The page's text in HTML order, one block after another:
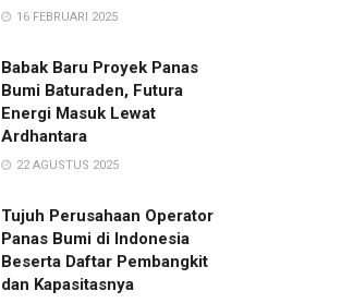
16 FEBRUARI 2025
Babak Baru Proyek Panas
Bumi Baturaden, Futura
Energi Masuk Lewat
Ardhantara
22 AGUSTUS 2025
Tujuh Perusahaan Operator
Panas Bumi di Indonesia
Beserta Daftar Pembangkit
dan Kapasitasnya